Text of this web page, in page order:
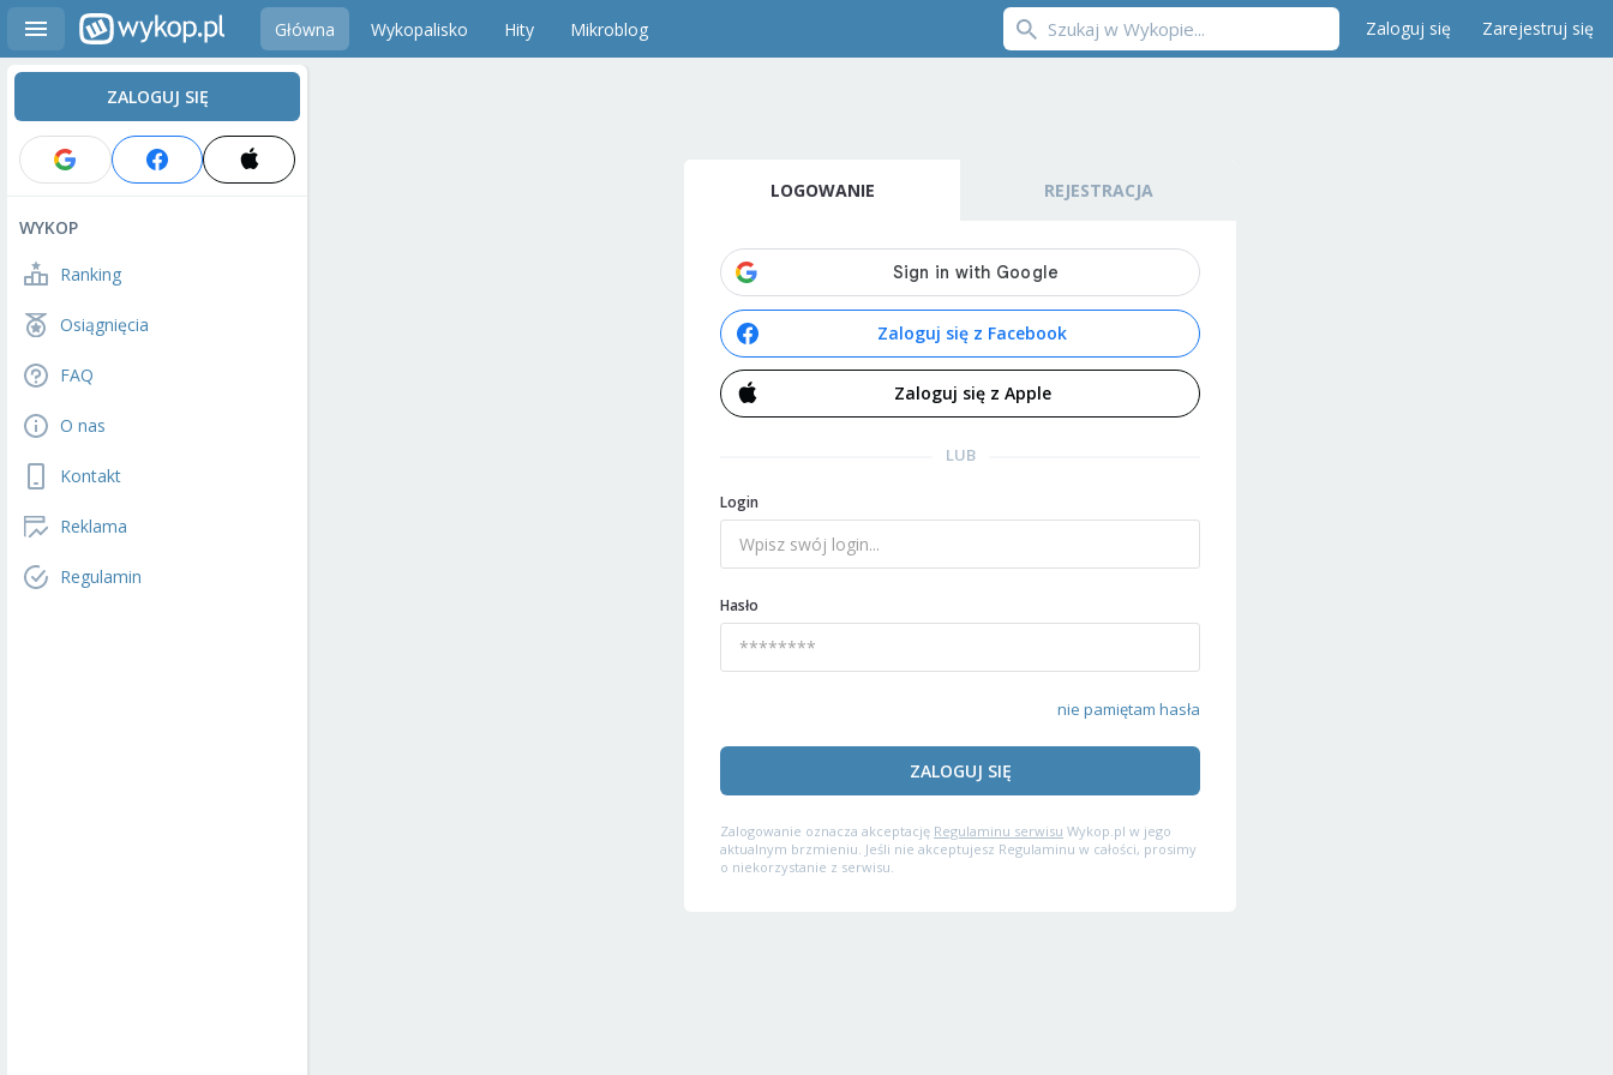
Główna Wykopalisko Hity Mikroblog Zaloguj się Zarejestruj się
ZALOGUJ SIĘ
WYKOP
Ranking
Osiągnięcia
FAQ
O nas
Kontakt
Reklama
Regulamin
LOGOWANIE REJESTRACJA
Zaloguj się z Facebook
Zaloguj się z Apple
LUB
Login
Hasło
nie pamiętam hasła
ZALOGUJ SIĘ
Zalogowanie oznacza akceptację Regulaminu serwisu Wykop.pl w jego
aktualnym brzmieniu. Jeśli nie akceptujesz Regulaminu w całości, prosimy
o niekorzystanie z serwisu.